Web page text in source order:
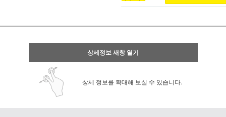
상세정보 새창 열기
상세 정보를 확대해 보실 수 있습니다.